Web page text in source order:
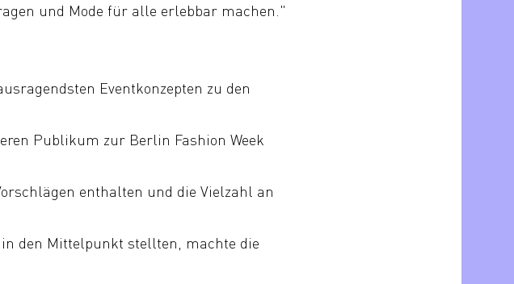
und Mode für alle erlebbar machen."
Eventkonzepten zu den
Publikum zur Berlin Fashion Week
enthalten und die Vielzahl an
den Mittelpunkt stellten, machte die